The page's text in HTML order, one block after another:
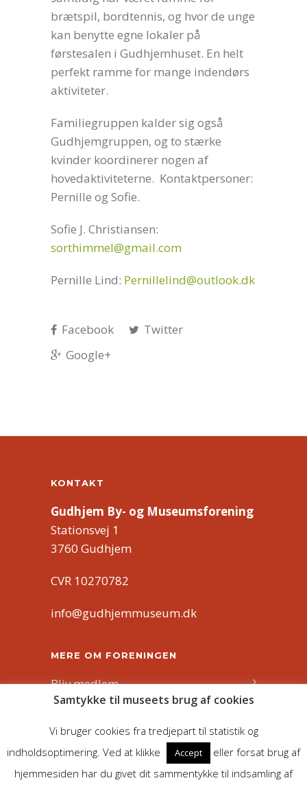
brætspil, bordtennis, og hvor de unge
kan benytte egne lokaler på
førstesalen i Gudhjemhuset. En helt
perfekt ramme for mange indendørs
aktiviteter.
Familiegruppen kalder sig også
Gudhjemgruppen, og to stærke
kvinder koordinerer nogen af
hovedaktiviteterne. Kontaktpersoner:
Pernille og Sofie.
Sofie J. Christiansen:
sorthimmel@gmail.com
Pernille Lind: Pernillelind@outlook.dk
Facebook
Twitter
Google+
KONTAKT
Gudhjem By- og Museumsforening
Stationsvej 1
3760 Gudhjem
CVR 10270782
info@gudhjemmuseum.dk
MERE OM FORENINGEN
Bliv medlem
Om os
Samtykke til museets brug af cookies
Vi bruger cookies fra tredjepart til statistik og
indholdsoptimering. Ved at klikke
Accept
eller forsat brug af
hjemmesiden har du givet dit sammentykke til indsamling af